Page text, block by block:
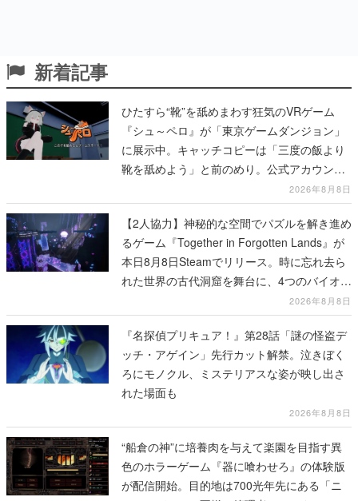
新着記事
ひたすら“靴”を舐めまわす狂気のVRゲーム
『シュ～ペロ』が「東京ゲームダンジョン」
に展示中。キャッチコピーは「三度の飯より
靴を舐めよう」と前のめり。公式アカウント
も開設され、2026年リリースに向けて開発中
2026年8月8日
【2人協力】神秘的な空間でパズルを解き進め
るゲーム『Together in Forgotten Lands』が
本日8月8日Steamでリリース。時に忘れ去ら
れた世界の古代洞窟を舞台に、4つのバイオー
2026年8月8日
『名探偵プリキュア！』第28話「謎の怪盗デ
ッチ・アゲイン」先行カット解禁。泣きぼく
ろにモノクル、ミステリアスな姿が映し出さ
れた場面も
2026年8月8日
“船倉の神”に培養肉を与えて楽園を目指す異
色のホラーゲーム『器に喰わせろ』の体験版
が配信開始。目的地は700光年先にある「ニ